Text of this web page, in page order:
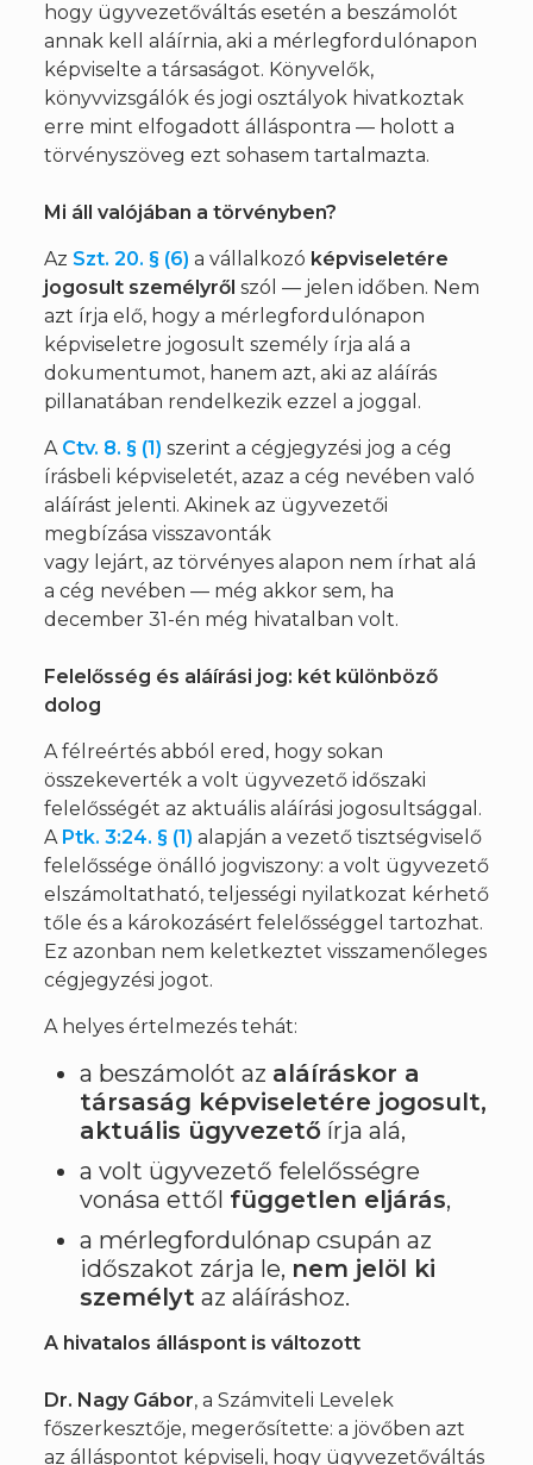
hogy ügyvezetőváltás esetén a beszámolót
annak kell aláírnia, aki a mérlegfordulónapon
képviselte a társaságot. Könyvelők,
könyvvizsgálók és jogi osztályok hivatkoztak
erre mint elfogadott álláspontra — holott a
törvényszöveg ezt sohasem tartalmazta.
Mi áll valójában a törvényben?
Az Szt. 20. § (6) a vállalkozó képviseletére
jogosult személyről szól — jelen időben. Nem
azt írja elő, hogy a mérlegfordulónapon
képviseletre jogosult személy írja alá a
dokumentumot, hanem azt, aki az aláírás
pillanatában rendelkezik ezzel a joggal.
A Ctv. 8. § (1) szerint a cégjegyzési jog a cég
írásbeli képviseletét, azaz a cég nevében való
aláírást jelenti. Akinek az ügyvezetői
megbízása visszavonták
vagy lejárt, az törvényes alapon nem írhat alá
a cég nevében — még akkor sem, ha
december 31-én még hivatalban volt.
Felelősség és aláírási jog: két különböző
dolog
A félreértés abból ered, hogy sokan
összekeverték a volt ügyvezető időszaki
felelősségét az aktuális aláírási jogosultsággal.
A Ptk. 3:24. § (1) alapján a vezető tisztségviselő
felelőssége önálló jogviszony: a volt ügyvezető
elszámoltatható, teljességi nyilatkozat kérhető
tőle és a károkozásért felelősséggel tartozhat.
Ez azonban nem keletkeztet visszamenőleges
cégjegyzési jogot.
A helyes értelmezés tehát:
a beszámolót az aláíráskor a
társaság képviseletére jogosult,
aktuális ügyvezető írja alá,
a volt ügyvezető felelősségre
vonása ettől független eljárás,
a mérlegfordulónap csupán az
időszakot zárja le, nem jelöl ki
személyt az aláíráshoz.
A hivatalos álláspont is változott
Dr. Nagy Gábor, a Számviteli Levelek
főszerkesztője, megerősítette: a jövőben azt
az álláspontot képviseli, hogy ügyvezetőváltás